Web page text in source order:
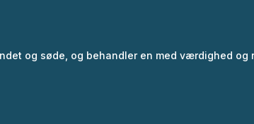
og søde, og behandler en med værdighed og